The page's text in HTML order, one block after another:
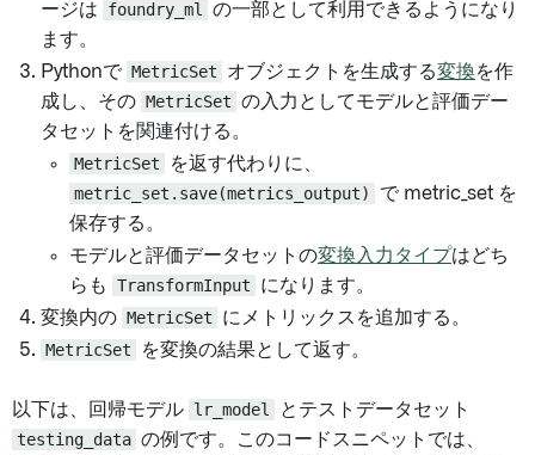
ージは
foundry_ml の一部として利用できるようになり
ます。
Pythonで MetricSet オブジェクトを生成する変換を作
成し、その MetricSet の入力としてモデルと評価デー
タセットを関連付ける。
MetricSet
を返す代わりに、
metric_set.save(metrics_output)
で metric_set を
保存する。
モデルと評価データセットの変換入力タイプはどち
らも
TransformInput
になります。
変換内の MetricSet
にメトリックスを追加する。
MetricSet
を変換の結果として返す。
以下は、回帰モデル lr_model
とテストデータセット
testing_data の例です。このコードスニペットでは、